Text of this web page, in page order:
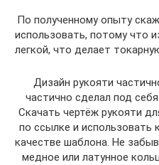
По полученному опыту
использовать, потому что
легкой, что делает
Дизайн рукояти
частично сделал под
Скачать чертёж рукояти
по ссылке и использовать
качестве шаблона. Не
медное или латунное